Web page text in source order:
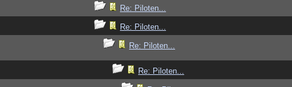
Re: Piloten...
Re: Piloten...
Re: Piloten...
Re: Piloten...